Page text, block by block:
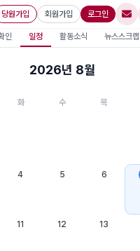
당원가입 회원가입 로그인
인 일정 활동소식 뉴스스크랩
2026년 8월
화 수 목
4 5 6
11 12 13